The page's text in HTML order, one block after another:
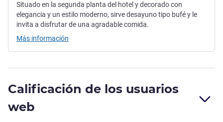
Situado en la segunda planta del hotel y decorado con
elegancia y un estilo moderno, sirve desayuno tipo bufé y le
invita a disfrutar de una agradable comida.
Más información
Calificación de los usuarios
web